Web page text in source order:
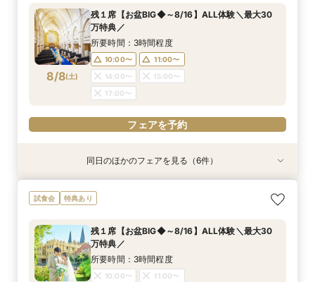
8/8(土)
残１席【お盆BIG◆～8/16】ALL体験＼最大30
万特典／
所要時間：3時間程度
10:00〜
11:00〜
14:00〜
15:00〜
17:00〜
フェアを予約
特典あり
8/8(土)
【県央エリアで結婚式なら】燕三条駅から車で3
分好立地◆地元婚
10:00〜
13:00〜
14:00〜
17:00〜
特典あり
8/8(土)
【少人数婚◆家族婚】2名からOK！10名60万円
～ご相談
10:00〜
14:00〜
15:00〜
特典あり
8/8(土)
＼最大30万特典／写真映え！ゲスト満足ランタ
ン体験＆豪華試食
10:00〜
14:00〜
15:00〜
17:00〜
8/8(土)
【タイパ重視の方】クイック相談60分～◆大聖
堂＆邸宅見学
11:00〜
14:00〜
15:00〜
17:00〜
8/8(土)
【写真も、家族との時間も♪】フォトウェディン
グ＆食事会フェア
10:00〜
14:00〜
15:00〜
17:00〜
特典あり
8/8(土)
【初コラボ企画！】＼四季の宿みのや／ペア日帰
り温泉券×利用券
10:00〜
14:00〜
15:00〜
17:00〜
同日のほかのフェアを見る（6件）
試食会 特典あり
残１席【お盆BIG◆～8/16】ALL体験＼最大30
万特典／
所要時間：3時間程度
10:00〜
11:00〜